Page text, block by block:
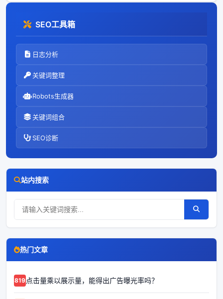
SEO工具箱
日志分析
关键词整理
Robots生成器
关键词组合
SEO诊断
站内搜索
热门文章
68192点击量乘以展示量，能得出广告曝光率吗？